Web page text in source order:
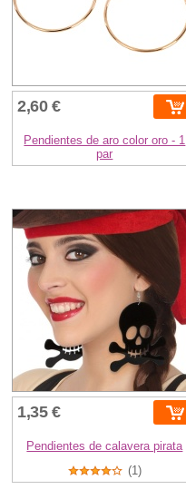
2,60 €
Pendientes de aro color oro - 1
par
1,35 €
Pendientes de calavera pirata
(1)